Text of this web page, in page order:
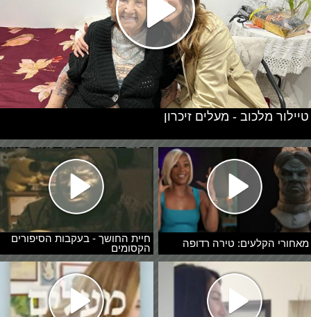
מאחורי הקלעים: טירה רדופה
חיית החושך - בעקבות הסיפורים
הקסומים
טיילור מלכוב - מעלים זיכרון